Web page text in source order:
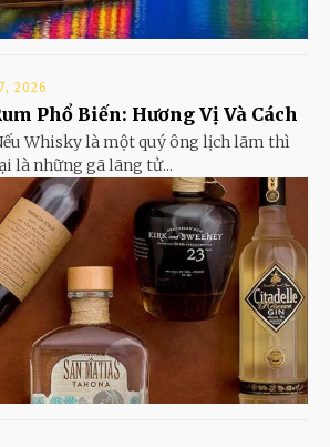
2026
Phổ Biến: Hương Vị Và Cách
Whisky là một quý ông lịch lãm thì
là những gã lãng tử...